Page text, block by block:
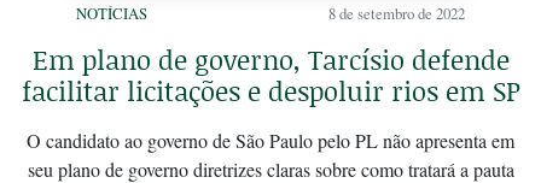
NOTÍCIAS 8 de setembro de 2022
Em plano de governo, Tarcísio defende
facilitar licitações e despoluir rios em SP
O candidato ao governo de São Paulo pelo PL não apresenta em
seu plano de governo diretrizes claras sobre como tratará a pauta